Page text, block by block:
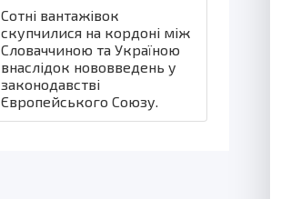
Сотні вантажівок
скупчилися на кордоні між
Словаччиною та Україною
внаслідок нововведень у
законодавстві
Європейського Союзу.